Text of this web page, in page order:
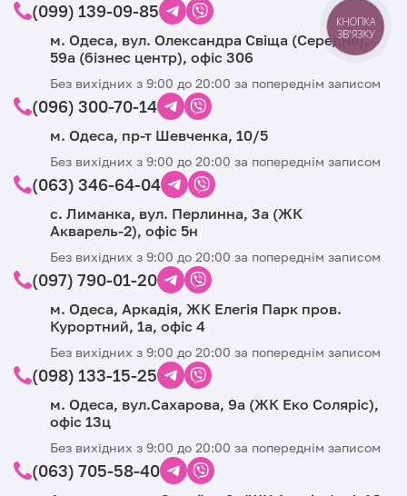
(099) 139-09-85
м. Одеса, вул. Олександра Свіща (Середня),
59а (бізнес центр), офіс 306
Без вихідних з 9:00 до 20:00 за попереднім записом
(096) 300-70-14
м. Одеса, пр-т Шевченка, 10/5
Без вихідних з 9:00 до 20:00 за попереднім записом
(063) 346-64-04
с. Лиманка, вул. Перлинна, 3а (ЖК
Акварель-2), офіс 5н
Без вихідних з 9:00 до 20:00 за попереднім записом
(097) 790-01-20
м. Одеса, Аркадія, ЖК Елегія Парк пров.
Курортний, 1а, офіс 4
Без вихідних з 9:00 до 20:00 за попереднім записом
(098) 133-15-25
м. Одеса, вул.Сахарова, 9а (ЖК Еко Соляріс),
офіс 13ц
Без вихідних з 9:00 до 20:00 за попереднім записом
(063) 705-58-40
КНОПКА
ЗВ'ЯЗКУ